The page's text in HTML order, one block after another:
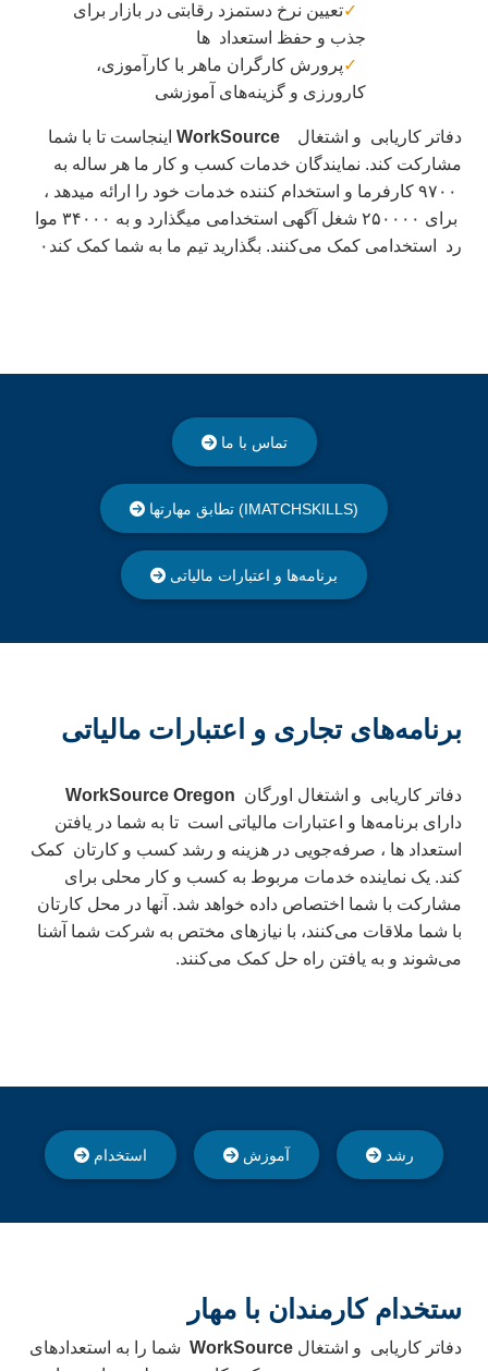
تعیین نرخ دستمزد رقابتی در بازار برای
جذب و حفظ استعداد ها
پرورش کارگران ماهر با کارآموزی،
کارورزی و گزینه‌های آموزشی
دفاتر کاریابی و اشتغال
اینجاست تا با شما
مشارکت کند. نمایندگان خدمات کسب و کار ما هر ساله به
۹۷۰۰ کارفرما و استخدام کننده خدمات خود را ارائه میدهد ،
برای ۲۵۰۰۰۰ شغل آگهی استخدامی میگذارد و به ۳۴۰۰۰ موا
رد
استخدامی کمک می‌کنند. بگذارید تیم ما به شما کمک کند۰
تماس با ما
(IMATCHSKILLS) تطابق مهارتها
برنامه‌ها و اعتبارات مالیاتی
برنامه‌های تجاری و اعتبارات مالیاتی
دفاتر کاریابی و اشتغال اورگان
دارای برنامه‌ها و اعتبارات مالیاتی است تا به شما در یافتن
استعداد ها ، صرفه‌جویی در هزینه و رشد کسب و کارتان کمک
کند. یک نماینده خدمات مربوط به کسب و کار محلی برای
مشارکت با شما اختصاص داده خواهد شد. آنها در محل کارتان
با شما ملاقات می‌کنند، با نیازهای مختص به شرکت شما آشنا
می‌شوند و به یافتن راه حل کمک می‌کنند.
رشد آموزش استخدام
ستخدام کارمندان با مهار
دفاتر کاریابی و اشتغال WorkSource شما را به استعدادهای